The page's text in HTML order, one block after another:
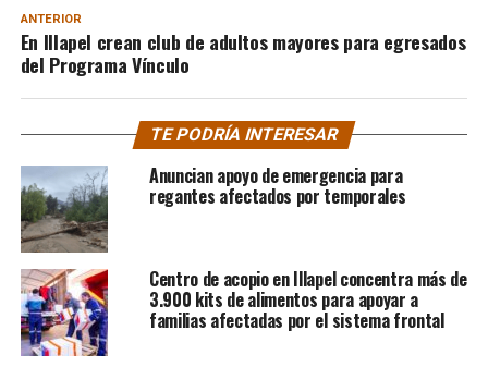
ANTERIOR
En Illapel crean club de adultos mayores para egresados
del Programa Vínculo
TE PODRÍA INTERESAR
Anuncian apoyo de emergencia para
regantes afectados por temporales
Centro de acopio en Illapel concentra más de
3.900 kits de alimentos para apoyar a
familias afectadas por el sistema frontal